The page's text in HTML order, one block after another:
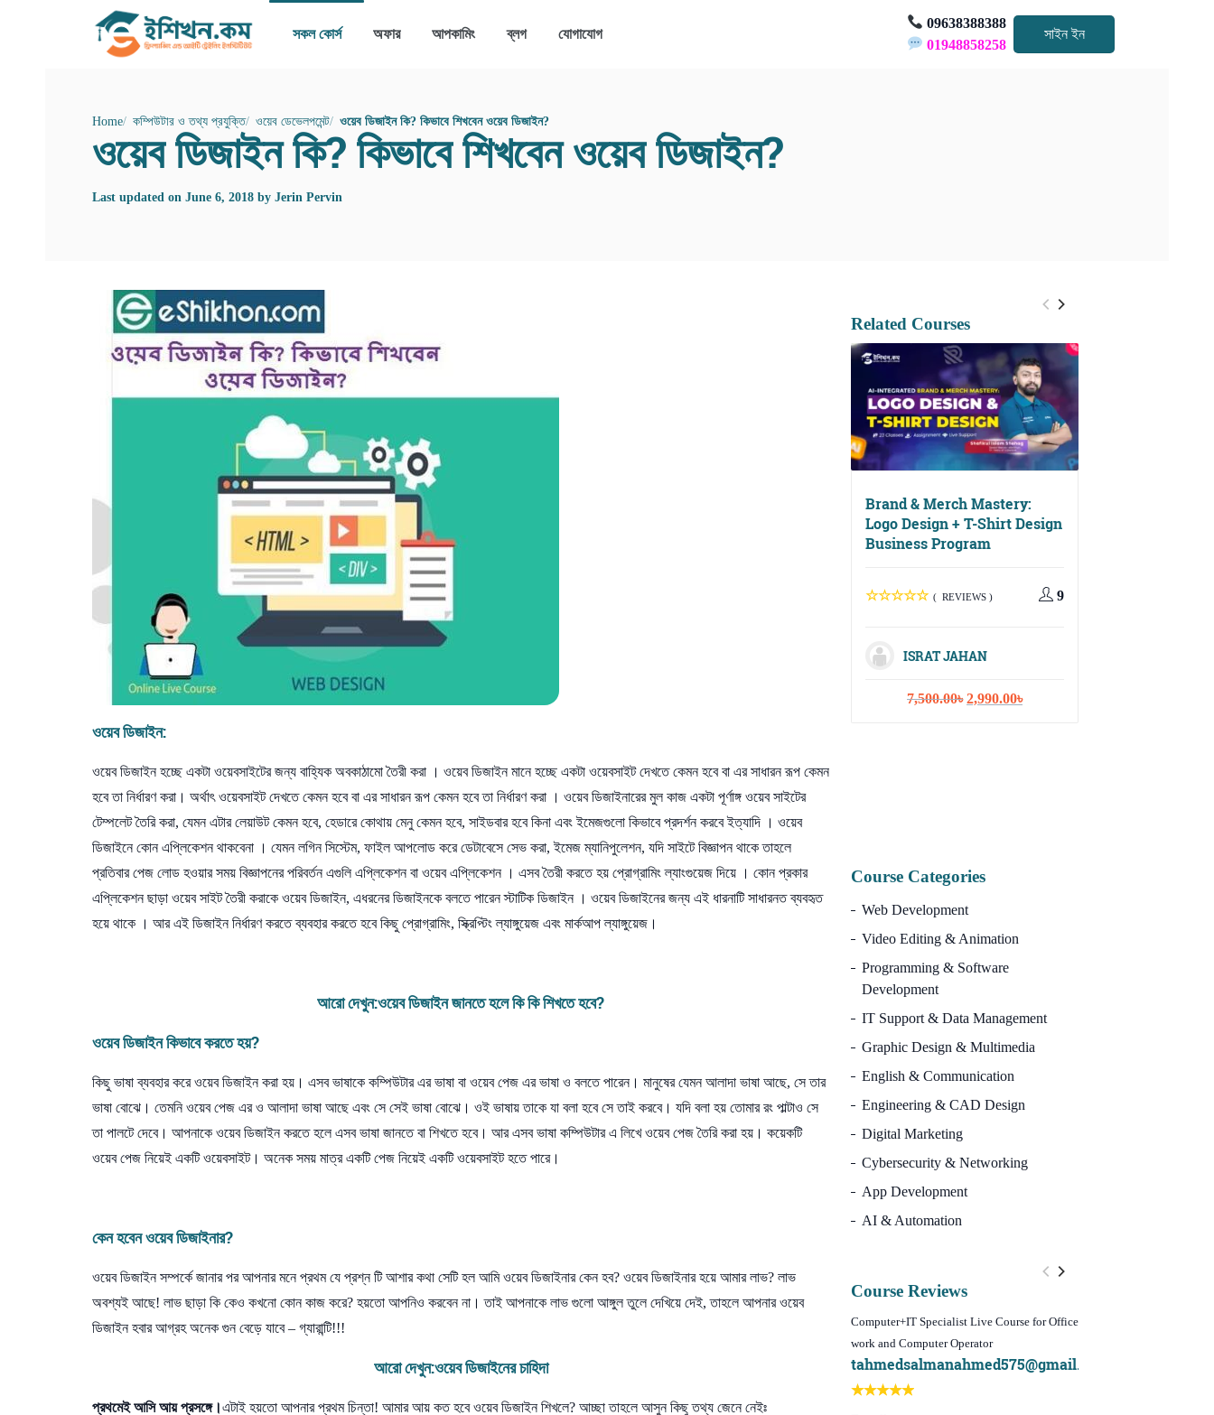
সকল কোর্স অফার আপকামিং ব্লগ যোগাযোগ
09638388388
01948858258
সাইন ইন
Home কম্পিউটার ও তথ্য প্রযুক্তি ওয়েব ডেভেলপমেন্ট ওয়েব ডিজাইন কি? কিভাবে শিখবেন ওয়েব ডিজাইন?
ওয়েব ডিজাইন কি? কিভাবে শিখবেন ওয়েব ডিজাইন?
Last updated on June 6, 2018 by Jerin Pervin
ওয়েবডিজাইন:
ওয়েব ডিজাইন হচ্ছে একটা ওয়েবসাইটের জন্য বাহ্যিক অবকাঠামো তৈরী করা । ওয়েব ডিজাইন মানে হচ্ছে একটা ওয়েবসাইট দেখতে কেমন হবে বা এর সাধারন রূপ কেমন
হবে তা নির্ধারণ করা। অর্থাৎ ওয়েবসাইট দেখতে কেমন হবে বা এর সাধারন রূপ কেমন হবে তা নির্ধারণ করা । ওয়েব ডিজাইনারের মুল কাজ একটা পূর্ণাঙ্গ ওয়েব সাইটের
টেম্পলেট তৈরি করা, যেমন এটার লেয়াউট কেমন হবে, হেডারে কোথায় মেনু কেমন হবে, সাইডবার হবে কিনা এবং ইমেজগুলো কিভাবে প্রদর্শন করবে ইত্যাদি । ওয়েব
ডিজাইনে কোন এপ্লিকেশন থাকবেনা । যেমন লগিন সিস্টেম, ফাইল আপলোড করে ডেটাবেসে সেভ করা, ইমেজ ম্যানিপুলেশন, যদি সাইটে বিজ্ঞাপন থাকে তাহলে
প্রতিবার পেজ লোড হওয়ার সময় বিজ্ঞাপনের পরিবর্তন এগুলি এপ্লিকেশন বা ওয়েব এপ্লিকেশন । এসব তৈরী করতে হয় প্রোগ্রামিং ল্যাংগুয়েজ দিয়ে । কোন প্রকার
এপ্লিকেশন ছাড়া ওয়েব সাইট তৈরী করাকে ওয়েব ডিজাইন, এধরনের ডিজাইনকে বলতে পারেন স্টাটিক ডিজাইন । ওয়েব ডিজাইনের জন্য এই ধারনাটি সাধারনত ব্যবহৃত
হয়ে থাকে । আর এই ডিজাইন নির্ধারণ করতে ব্যবহার করতে হবে কিছু প্রোগ্রামিং, স্ক্রিপ্টিং ল্যাঙ্গুয়েজ এবং মার্কআপ ল্যাঙ্গুয়েজ।
আরো দেখুন:ওয়েব ডিজাইন জানতে হলে কি কি শিখতে হবে?
ওয়েবডিজাইনকিভাবেকরতেহয়?
কিছু ভাষা ব্যবহার করে ওয়েব ডিজাইন করা হয়। এসব ভাষাকে কম্পিউটার এর ভাষা বা ওয়েব পেজ এর ভাষা ও বলতে পারেন। মানুষের যেমন আলাদা ভাষা আছে, সে তার
ভাষা বোঝে। তেমনি ওয়েব পেজ এর ও আলাদা ভাষা আছে এবং সে সেই ভাষা বোঝে। ওই ভাষায় তাকে যা বলা হবে সে তাই করবে। যদি বলা হয় তোমার রং পাল্টাও সে
তা পালটে দেবে। আপনাকে ওয়েব ডিজাইন করতে হলে এসব ভাষা জানতে বা শিখতে হবে। আর এসব ভাষা কম্পিউটার এ লিখে ওয়েব পেজ তৈরি করা হয়। কয়েকটি
ওয়েব পেজ নিয়েই একটি ওয়েবসাইট। অনেক সময় মাত্র একটি পেজ নিয়েই একটি ওয়েবসাইট হতে পারে।
কেনহবেনওয়েবডিজাইনার?
ওয়েব ডিজাইন সম্পর্কে জানার পর আপনার মনে প্রথম যে প্রশ্ন টি আশার কথা সেটি হল আমি ওয়েব ডিজাইনার কেন হব? ওয়েব ডিজাইনার হয়ে আমার লাভ? লাভ
অবশ্যই আছে! লাভ ছাড়া কি কেও কখনো কোন কাজ করে? হয়তো আপনিও করবেন না। তাই আপনাকে লাভ গুলো আঙ্গুল তুলে দেখিয়ে দেই, তাহলে আপনার ওয়েব
ডিজাইন হবার আগ্রহ অনেক গুন বেড়ে যাবে – গ্যারান্টি!!!
আরো দেখুন:ওয়েব ডিজাইনের চাহিদা
প্রথমেই আসিআয় প্রসঙ্গে।এটাই হয়তো আপনার প্রথম চিন্তা! আমার আয় কত হবে ওয়েব ডিজাইন শিখলে? আচ্ছা তাহলে আসুন কিছু তথ্য জেনে নেইঃ
Related Courses
Brand & Merch Mastery:
Logo Design + T-Shirt Design
Business Program
( REVIEWS ) 9
ISRAT JAHAN
7,500.00৳ Original
2,990.00৳Current
Course Categories
Web Development
Video Editing & Animation
Programming & Software
Development
IT Support & Data Management
Graphic Design & Multimedia
English & Communication
Engineering & CAD Design
Digital Marketing
Cybersecurity & Networking
App Development
AI & Automation
Course Reviews
Computer+IT Specialist Live Course for Office
work and Computer Operator
tahmedsalmanahmed575@gmail.com